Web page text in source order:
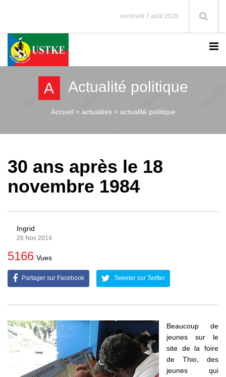
vendredi 7 août 2026
A Actualité politique
Accueil >actualités > actualité politique
30 ans après le 18
novembre 1984
Ingrid
26 Nov 2014
5166 Vues
Partager sur Facebook Tweeter sur Twitter
Beaucoup de
jeunes sur le
site de la foire
de Thio, des
jeunes qui